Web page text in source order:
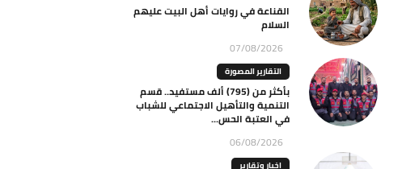
القناعة في روايات أهل البيت عليهم
السلام
07/08/2026
التقارير المصورة
بأكثر من (795) ألف مستفيد.. قسم
التنمية والتأهيل الاجتماعي للشباب
في العتبة الحس...
06/08/2026
اخبار وتقارير